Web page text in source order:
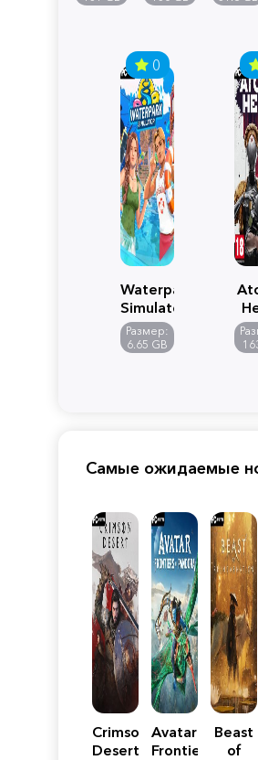
0
Waterpark
Simulator
Размер:
6.65 GB
Самые ожидаемые
Crimson
Desert
Avatar:
Frontiers
Beast
of